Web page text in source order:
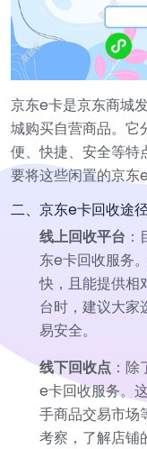
京东e卡是京东商城
城购买自营商品。它
便、快捷、安全等特
要将这些闲置的京东
二、京东e卡回收途
线上回收平台
东e卡回收服务
快，且能提供相
台时，建议大家
易安全。
线下回收点 ：
e卡回收服务。
手商品交易市场
考察，了解店铺